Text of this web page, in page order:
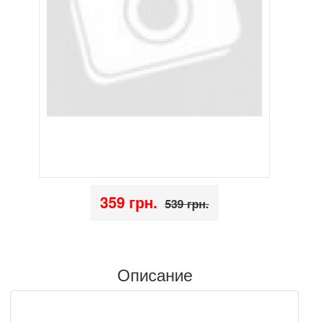
359 грн. 539 грн.
Описание